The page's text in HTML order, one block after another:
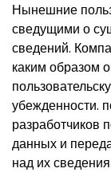
Нынешние
сведущими о
сведений.
каким образом
убежденности.
разработчиков
данных и
над их